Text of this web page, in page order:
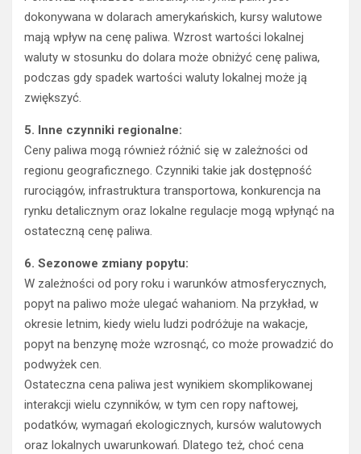
dokonywana w dolarach amerykańskich, kursy walutowe
mają wpływ na cenę paliwa. Wzrost wartości lokalnej
waluty w stosunku do dolara może obniżyć cenę paliwa,
podczas gdy spadek wartości waluty lokalnej może ją
zwiększyć.
5. Inne czynniki regionalne:
Ceny paliwa mogą również różnić się w zależności od
regionu geograficznego. Czynniki takie jak dostępność
rurociągów, infrastruktura transportowa, konkurencja na
rynku detalicznym oraz lokalne regulacje mogą wpłynąć na
ostateczną cenę paliwa.
6. Sezonowe zmiany popytu:
W zależności od pory roku i warunków atmosferycznych,
popyt na paliwo może ulegać wahaniom. Na przykład, w
okresie letnim, kiedy wielu ludzi podróżuje na wakacje,
popyt na benzynę może wzrosnąć, co może prowadzić do
podwyżek cen.
Ostateczna cena paliwa jest wynikiem skomplikowanej
interakcji wielu czynników, w tym cen ropy naftowej,
podatków, wymagań ekologicznych, kursów walutowych
oraz lokalnych uwarunkowań. Dlatego też, choć cena